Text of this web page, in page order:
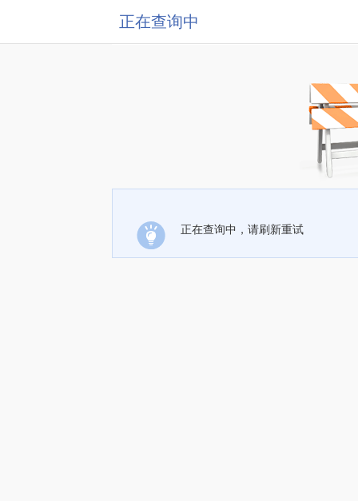
正在查询中
正在查询中，请刷新重试